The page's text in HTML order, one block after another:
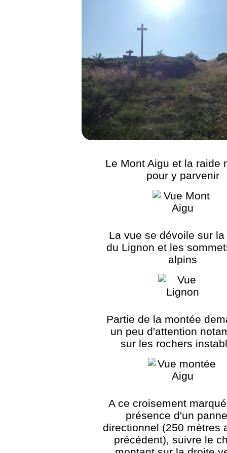
Le Mont Aigu et la raide
pour y parvenir
La vue se dévoile sur la
du Lignon et les
alpins
Partie de la montée
un peu d'attention
sur les rochers
A ce croisement
présence d'un
directionnel (250 mètres
précédent), suivre le